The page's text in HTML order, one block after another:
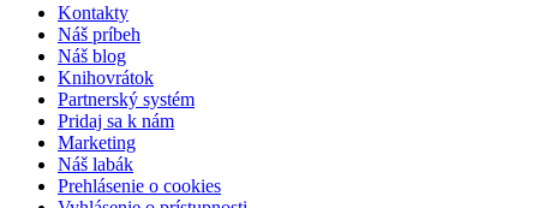
Kontakty
Náš príbeh
Náš blog
Knihovrátok
Partnerský systém
Pridaj sa k nám
Marketing
Náš labák
Prehlásenie o cookies